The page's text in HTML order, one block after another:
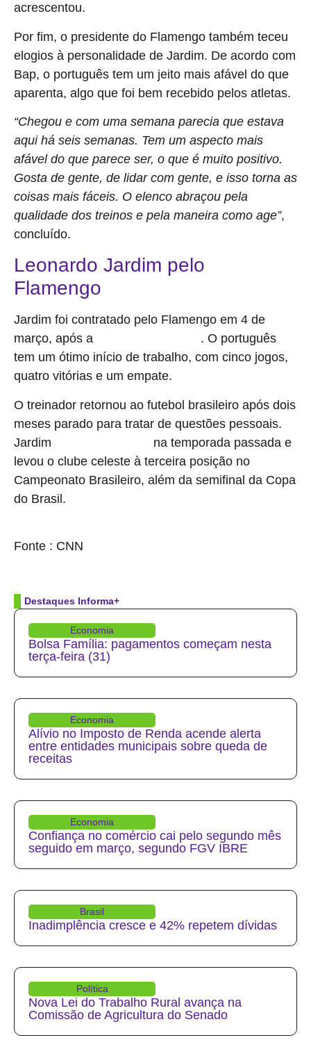
acrescentou.
Por fim, o presidente do Flamengo também teceu
elogios à personalidade de Jardim. De acordo com
Bap, o português tem um jeito mais afável do que
aparenta, algo que foi bem recebido pelos atletas.
“Chegou e com uma semana parecia que estava
aqui há seis semanas. Tem um aspecto mais
afável do que parece ser, o que é muito positivo.
Gosta de gente, de lidar com gente, e isso torna as
coisas mais fáceis. O elenco abraçou pela
qualidade dos treinos e pela maneira como age”,
concluído.
Leonardo Jardim pelo
Flamengo
Jardim foi contratado pelo Flamengo em 4 de
março, após a
. O português
tem um ótimo início de trabalho, com cinco jogos,
quatro vitórias e um empate.
O treinador retornou ao futebol brasileiro após dois
meses parado para tratar de questões pessoais.
Jardim
na temporada passada e
levou o clube celeste à terceira posição no
Campeonato Brasileiro, além da semifinal da Copa
do Brasil.
Fonte : CNN
Destaques Informa+
Economia
Bolsa Família: pagamentos começam nesta
terça-feira (31)
Economia
Alívio no Imposto de Renda acende alerta
entre entidades municipais sobre queda de
receitas
Economia
Confiança no comércio cai pelo segundo mês
seguido em março, segundo FGV IBRE
Brasil
Inadimplência cresce e 42% repetem dívidas
Política
Nova Lei do Trabalho Rural avança na
Comissão de Agricultura do Senado